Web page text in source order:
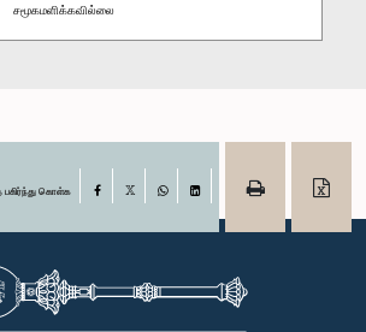
சமூகமளிக்கவில்லை
கொள்க Facebook